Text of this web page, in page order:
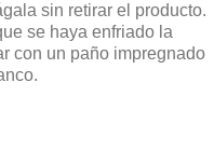
sin retirar el producto.
se haya enfriado la
con un paño impregnado